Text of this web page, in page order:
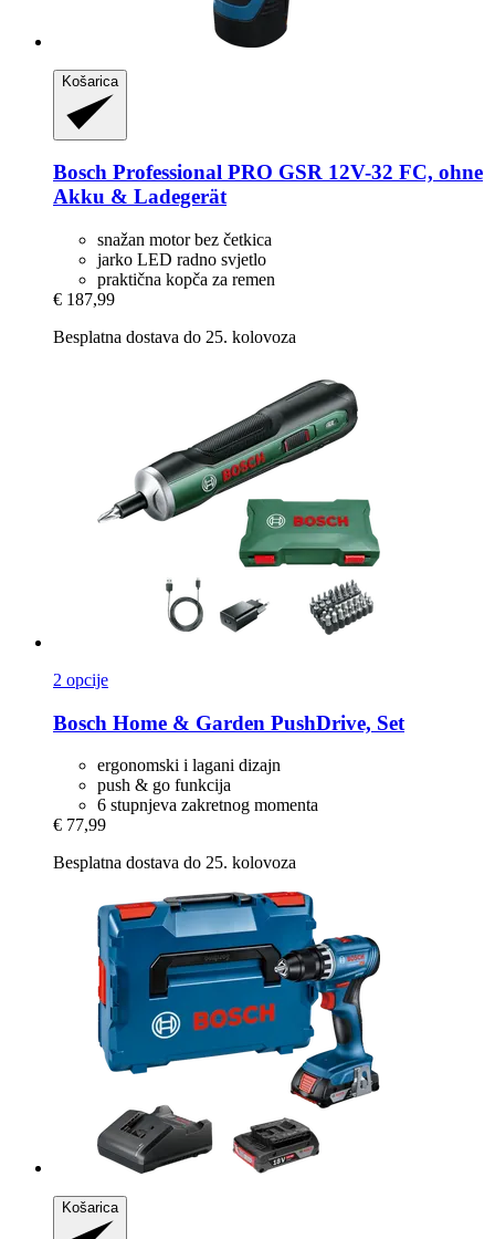
Košarica
Bosch Professional PRO GSR 12V-​32 FC, ohne
Akku & Ladegerät
snažan motor bez četkica
jarko LED radno svjetlo
praktična kopča za remen
€ 187,99
Besplatna dostava do 25. kolovoza
2 opcije
Bosch Home & Garden PushDrive, Set
ergonomski i lagani dizajn
push & go funkcija
6 stupnjeva zakretnog momenta
€ 77,99
Besplatna dostava do 25. kolovoza
Košarica